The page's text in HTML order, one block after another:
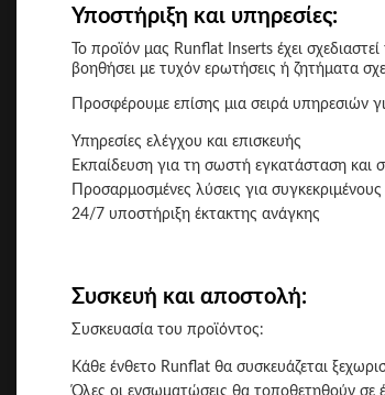
Υποστήριξη και υπηρεσίες:
Το προϊόν μας Runflat Inserts έχει
βοηθήσει με τυχόν ερωτήσεις ή ζητήματα
Προσφέρουμε επίσης μια σειρά
Υπηρεσίες ελέγχου και επισκευής
Εκπαίδευση για τη σωστή εγκατάσταση και
Προσαρμοσμένες λύσεις για
24/7 υποστήριξη έκτακτης ανάγκης
Συσκευή και αποστολή:
Συσκευασία του προϊόντος:
Κάθε ένθετο Runflat θα συσκευάζεται
Όλες οι ενσωματώσεις θα τοποθετηθούν σε